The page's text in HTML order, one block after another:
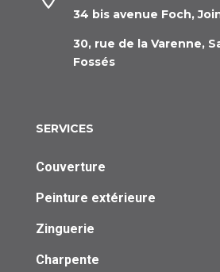
34 bis avenue Foch,
30, rue de la Varenne,
Fossés
SERVICES
Couverture
Peinture extérieure
Zinguerie
Charpente